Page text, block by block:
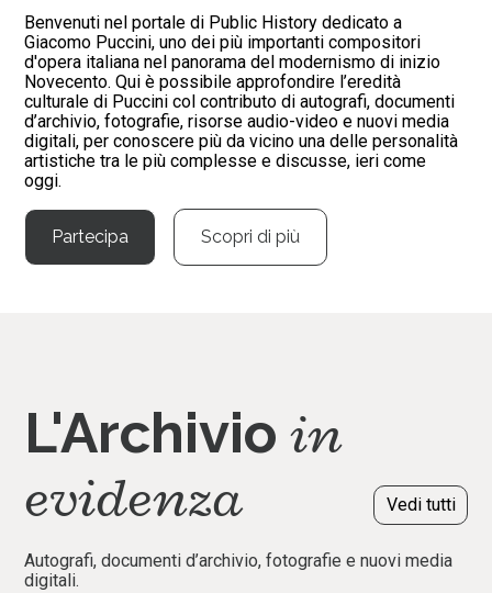
Benvenuti nel portale di Public History dedicato a
Giacomo Puccini, uno dei più importanti compositori
d'opera italiana nel panorama del modernismo di inizio
Novecento. Qui è possibile approfondire l’eredità
culturale di Puccini col contributo di autografi, documenti
d’archivio, fotografie, risorse audio-video e nuovi media
digitali, per conoscere più da vicino una delle personalità
artistiche tra le più complesse e discusse, ieri come
oggi.
Partecipa Scopri di più
L'Archivio in
evidenza
Autografi, documenti d’archivio, fotografie e nuovi media
digitali.
Vedi tutti